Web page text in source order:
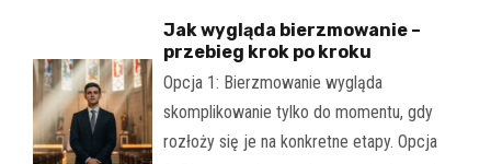
Jak wygląda bierzmowanie –
przebieg krok po kroku
Opcja 1: Bierzmowanie wygląda
skomplikowanie tylko do momentu, gdy
rozłoży się je na konkretne etapy. Opcja